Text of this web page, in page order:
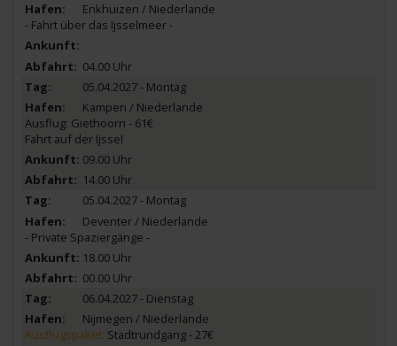
Enkhuizen / Niederlande
- Fahrt über das Ijsselmeer -
04.00 Uhr
05.04.2027 - Montag
Kampen / Niederlande
Ausflug: Giethoorn - 61€
Fahrt auf der Ijssel
09.00 Uhr
14.00 Uhr
05.04.2027 - Montag
Deventer / Niederlande
- Private Spaziergänge -
18.00 Uhr
00.00 Uhr
06.04.2027 - Dienstag
Nijmegen / Niederlande
Ausflugspaket: Stadtrundgang - 27€